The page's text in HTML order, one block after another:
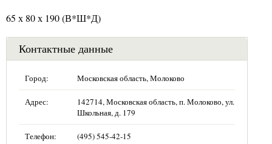
65 х 80 х 190 (В*Ш*Д)
Контактные данные
Город: Московская область, Молоково
Адрес:
142714, Московская область, п. Молоково, ул.
Школьная, д. 179
Телефон: (495) 545-42-15